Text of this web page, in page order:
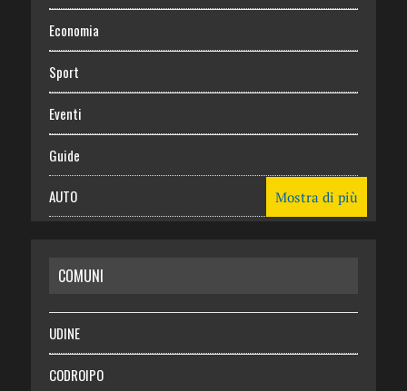
Economia
Sport
Eventi
Guide
AUTO
RISPARMIO
SALUTE
Necrologie
Mostra di più
COMUNI
UDINE
CODROIPO